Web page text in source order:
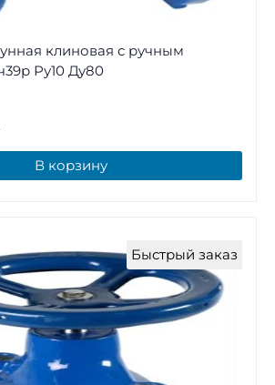
клиновая с ручным
Ру10 Ду80
В корзину
Быстрый заказ